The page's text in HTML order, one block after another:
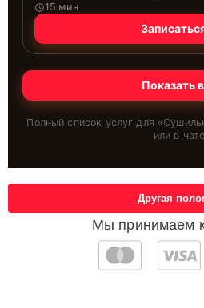
15 мин
Показать
Полный список услуг для «
или в чате
Мы принимаем
Другая